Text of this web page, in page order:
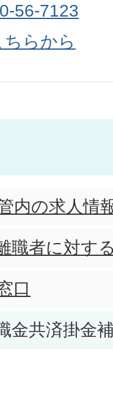
56-7123
らから
内の求人情
職者に対す
口
金共済掛金